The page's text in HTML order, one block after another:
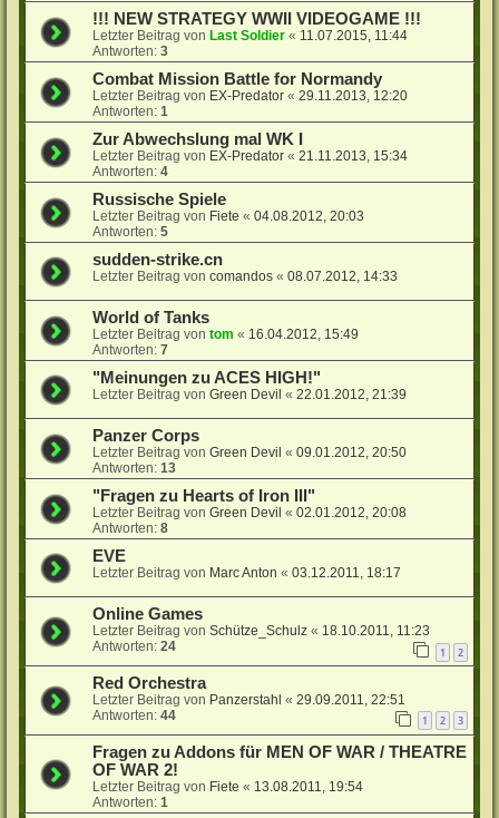
!!! NEW STRATEGY WWII VIDEOGAME !!!
Letzter Beitrag von Last Soldier « 11.07.2015, 11:44
Antworten:3
Combat Mission Battle for Normandy
Letzter Beitrag von EX-Predator «29.11.2013, 12:20
Antworten:1
Zur Abwechslung mal WK I
Letzter Beitrag von EX-Predator «21.11.2013, 15:34
Antworten:4
Russische Spiele
Letzter Beitrag von Fiete «04.08.2012, 20:03
Antworten:5
sudden-strike.cn
Letzter Beitrag voncomandos «08.07.2012, 14:33
World of Tanks
Letzter Beitrag vontom « 16.04.2012, 15:49
Antworten:7
"Meinungen zu ACES HIGH!"
Letzter Beitrag vonGreen Devil «22.01.2012, 21:39
Panzer Corps
Letzter Beitrag vonGreen Devil «09.01.2012, 20:50
Antworten:13
"Fragen zu Hearts of Iron III"
Letzter Beitrag vonGreen Devil «02.01.2012, 20:08
Antworten:8
EVE
Letzter Beitrag von Marc Anton «03.12.2011, 18:17
Online Games
Letzter Beitrag vonSchütze_Schulz « 18.10.2011, 11:23
Antworten:24 1 2
Red Orchestra
Letzter Beitrag von Panzerstahl «29.09.2011, 22:51
Antworten:44 1 2 3
Fragen zu Addons für MEN OF WAR / THEATRE
OF WAR 2!
Letzter Beitrag von Fiete « 13.08.2011, 19:54
Antworten:1